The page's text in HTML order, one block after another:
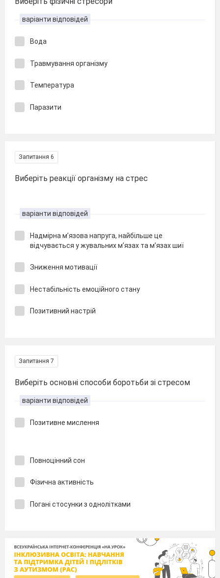
варіанти відповідей
Вода
Травмування організму
Температура
Паразити
Запитання 6
Виберіть реакції організму на стрес
варіанти відповідей
Надмірна м’язова напруга, найбільше це
відчувається у жувальних м’язах та м’язах шиї
Зниження мотивації
Нестабільність емоційного стану
Позитивний настрій
Запитання 7
Виберіть основні способи боротьби зі стресом
варіанти відповідей
Позитивне мислення
Повноцінний сон
Фізична активність
Погані стосунки з однолітками